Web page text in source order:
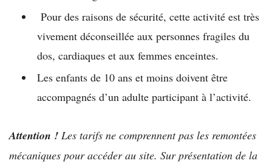
Pour des raisons de sécurité, cette activité est très
vivement déconseillée aux personnes fragiles du
dos, cardiaques et aux femmes enceintes.
Les enfants de 10 ans et moins doivent être
accompagnés d’un adulte participant à l’activité.
Attention ! Les tarifs ne comprennent pas les remontées
mécaniques pour accéder au site. Sur présentation de la